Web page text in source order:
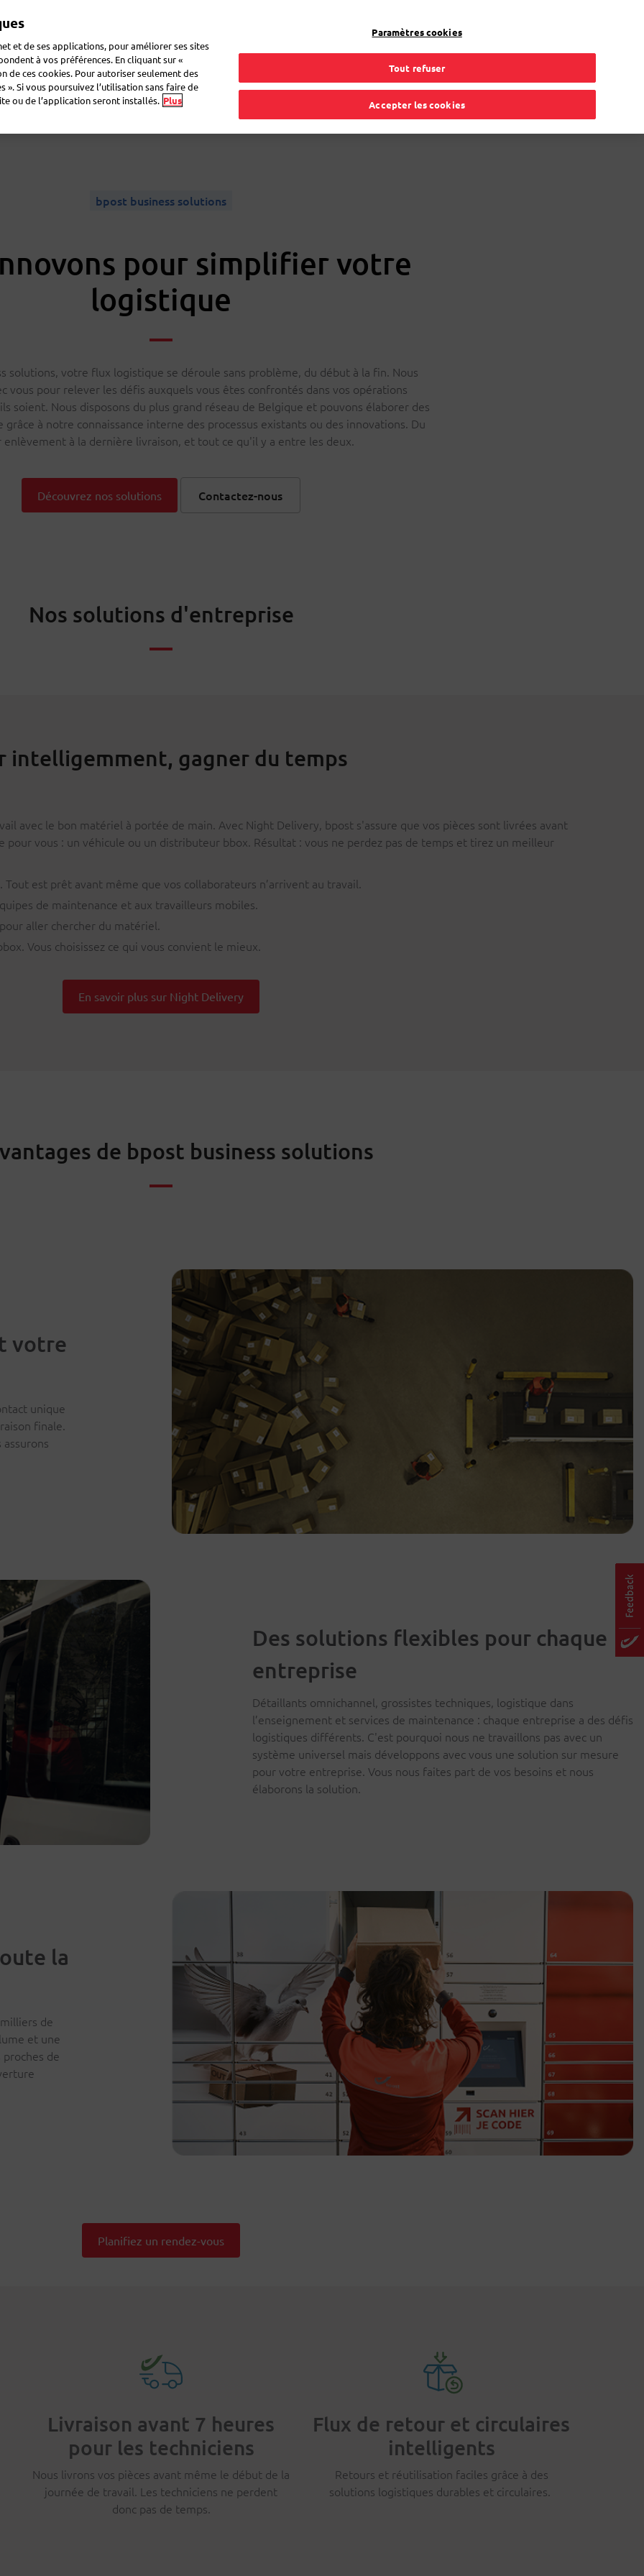
Professionnel
du courrier Recevoir du courrier Logistique FAQ eShop
bpost business solutions
pour simplifier votre
logistique
solutions, votre flux logistique se déroule sans problème, du début à la fin. Nous
vous pour relever les défis auxquels vous êtes confrontés dans vos opérations
soient. Nous disposons du plus grand réseau de Belgique et pouvons élaborer des
à notre connaissance interne des processus existants ou des innovations. Du
à la dernière livraison, et tout ce qu'il y a entre les deux.
Découvrez nos solutions Contactez-nous
Nos solutions d'entreprise
intelligemment, gagner du temps
avec le bon matériel à portée de main. Avec Night Delivery, bpost s'assure que vos pièces sont livrées avant
vous : un véhicule ou un distributeur bbox. Résultat : vous ne perdez pas de temps et tirez un meilleur
est prêt avant même que vos collaborateurs n’arrivent au travail.
de maintenance et aux travailleurs mobiles.
aller chercher du matériel.
Vous choisissez ce qui vous convient le mieux.
En savoir plus sur Night Delivery
de bpost business solutions
votre
unique
finale.
Des solutions flexibles pour chaque
entreprise
Détaillants omnichannel, grossistes techniques, logistique dans
l’enseignement et services de maintenance : chaque entreprise a des défis
logistiques différents. C'est pourquoi nous ne travaillons pas avec un
système universel mais développons avec vous une solution sur mesure
pour votre entreprise. Vous nous faites part de vos besoins et nous
élaborons la solution.
la
de
et une
de
Planifiez un rendez-vous
Livraison avant 7 heures
pour les techniciens
Nous livrons vos pièces avant même le début de la
journée de travail. Les techniciens ne perdent
donc pas de temps.
Flux de retour et circulaires
intelligents
Retours et réutilisation faciles grâce à des
solutions logistiques durables et circulaires.
et de ses applications, pour améliorer ses sites
à vos préférences. En cliquant sur «
de ces cookies. Pour autoriser seulement des
Si vous poursuivez l’utilisation sans faire de
ou de l’application seront installés. Plus
Paramètres cookies
Tout refuser
Accepter les cookies